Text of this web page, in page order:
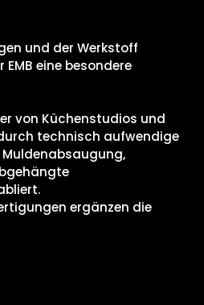
und der Werkstoff
eine besondere
von Küchenstudios und
technisch aufwendige
ergänzen die